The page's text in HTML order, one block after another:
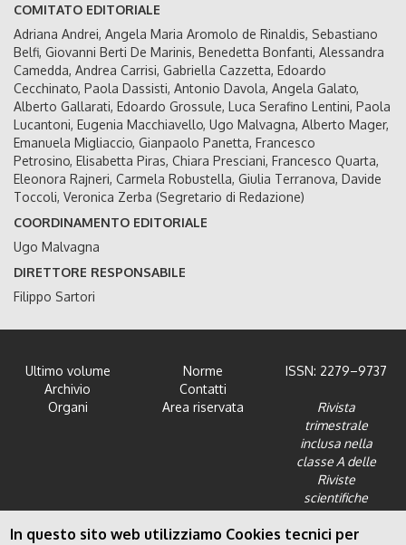
COMITATO EDITORIALE
Adriana Andrei, Angela Maria Aromolo de Rinaldis, Sebastiano
Belfi, Giovanni Berti De Marinis, Benedetta Bonfanti, Alessandra
Camedda, Andrea Carrisi, Gabriella Cazzetta, Edoardo
Cecchinato, Paola Dassisti, Antonio Davola, Angela Galato,
Alberto Gallarati, Edoardo Grossule, Luca Serafino Lentini, Paola
Lucantoni, Eugenia Macchiavello, Ugo Malvagna, Alberto Mager,
Emanuela Migliaccio, Gianpaolo Panetta, Francesco
Petrosino, Elisabetta Piras, Chiara Presciani, Francesco Quarta,
Eleonora Rajneri, Carmela Robustella, Giulia Terranova, Davide
Toccoli, Veronica Zerba (Segretario di Redazione)
COORDINAMENTO EDITORIALE
Ugo Malvagna
DIRETTORE RESPONSABILE
Filippo Sartori
Ultimo volume
Archivio
Organi
Norme
Contatti
Area riservata
ISSN: 2279–9737
Rivista
trimestrale
inclusa nella
classe A delle
Riviste
scientifiche
dell'Area 12 -
Scienze giuridiche
In questo sito web utilizziamo Cookies tecnici per